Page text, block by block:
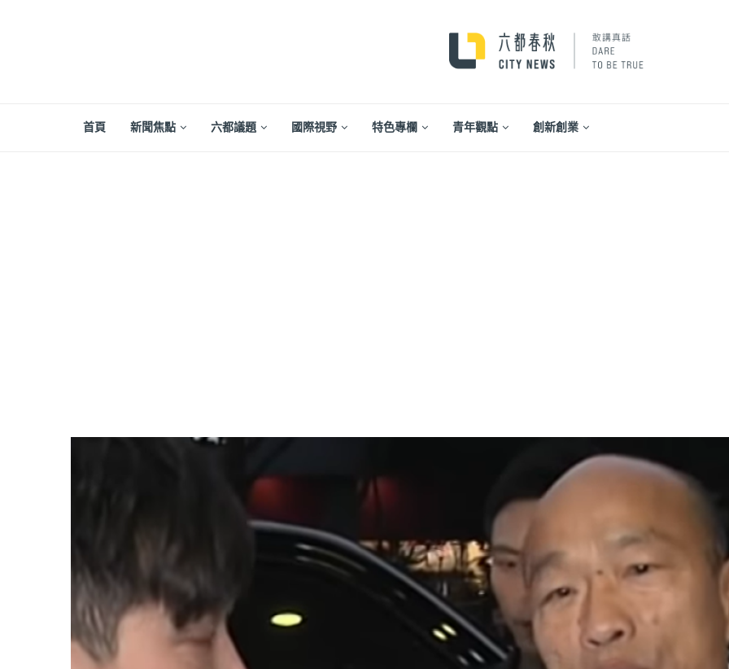
首頁 新聞焦點 六都議題 國際視野 特色專欄 青年觀點 創新創業